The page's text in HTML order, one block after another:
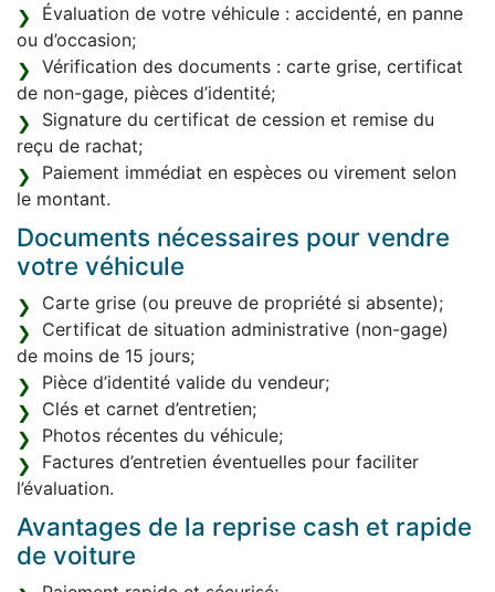
Évaluation de votre véhicule : accidenté, en panne
ou d’occasion;
Vérification des documents : carte grise, certificat
de non-gage, pièces d’identité;
Signature du certificat de cession et remise du
reçu de rachat;
Paiement immédiat en espèces ou virement selon
le montant.
Documents nécessaires pour vendre
votre véhicule
Carte grise (ou preuve de propriété si absente);
Certificat de situation administrative (non-gage)
de moins de 15 jours;
Pièce d’identité valide du vendeur;
Clés et carnet d’entretien;
Photos récentes du véhicule;
Factures d’entretien éventuelles pour faciliter
l’évaluation.
Avantages de la reprise cash et rapide
de voiture